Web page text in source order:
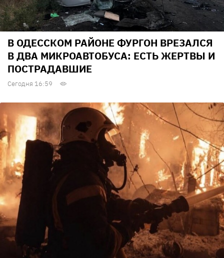
В ОДЕССКОМ РАЙОНЕ ФУРГОН ВРЕЗАЛСЯ
В ДВА МИКРОАВТОБУСА: ЕСТЬ ЖЕРТВЫ И
ПОСТРАДАВШИЕ
Сегодня 16:59